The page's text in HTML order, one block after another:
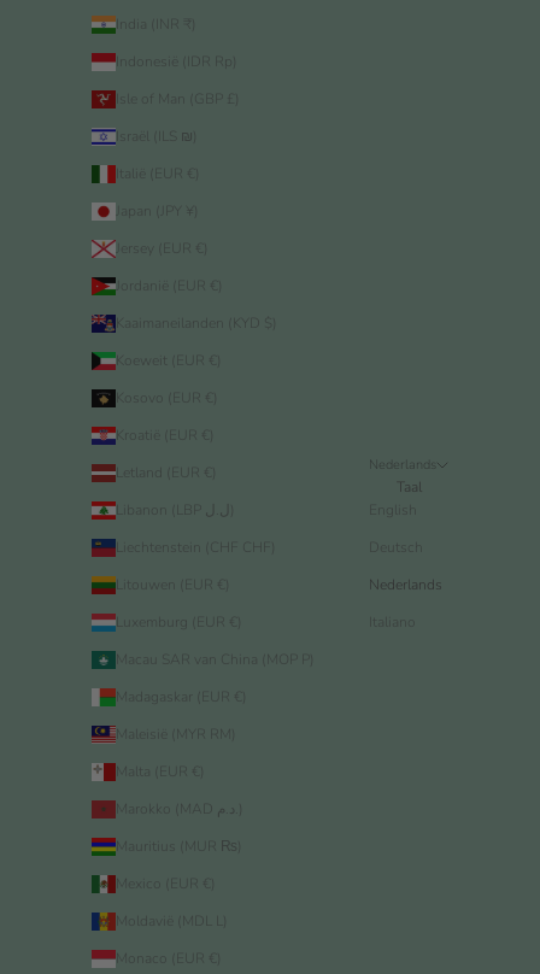
India (INR ₹)
Indonesië (IDR Rp)
Isle of Man (GBP £)
Israël (ILS ₪)
Italië (EUR €)
Japan (JPY ¥)
Jersey (EUR €)
Jordanië (EUR €)
Kaaimaneilanden (KYD $)
Koeweit (EUR €)
Kroatië (EUR €)
Letland (EUR €)
Liechtenstein (CHF CHF)
Litouwen (EUR €)
Luxemburg (EUR €)
Macau SAR van China (MOP P)
Madagaskar (EUR €)
Maleisië (MYR RM)
Malta (EUR €)
Mauritius (MUR ₨)
Mexico (EUR €)
Moldavië (MDL L)
Monaco (EUR €)
Nederlands
Taal
English
Deutsch
Nederlands
Italiano